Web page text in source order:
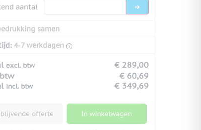
aantal
samen
4-7 werkdagen
excl. btw
€ 289,00
€ 60,69
incl. btw € 349,69
offerte In winkelwagen